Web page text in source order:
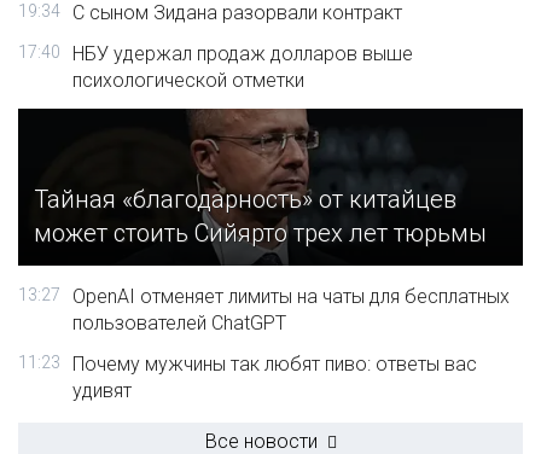
19:34 С сыном Зидана разорвали контракт
17:40
НБУ удержал продаж долларов выше
психологической отметки
Тайная «благодарность» от китайцев
может стоить Сийярто трех лет тюрьмы
13:27
OpenAI отменяет лимиты на чаты для бесплатных
пользователей ChatGPT
11:23
Почему мужчины так любят пиво: ответы вас
удивят
Все новости